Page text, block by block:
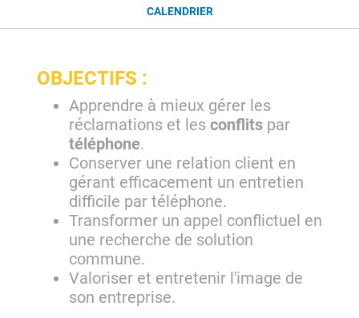
CALENDRIER
OBJECTIFS :
Apprendre à mieux gérer les
réclamations et les conflits par
téléphone.
Conserver une relation client en
gérant efficacement un entretien
difficile par téléphone.
Transformer un appel conflictuel en
une recherche de solution
commune.
Valoriser et entretenir l'image de
son entreprise.